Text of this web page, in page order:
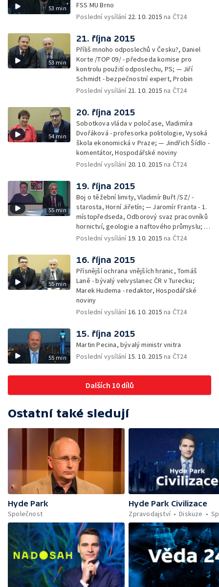
53 min
FSS MU Brno
Poslední vysílání 22. 10. 2015 na ČT24
53 min
21. října 2015
Příliš mnoho odposlechů v Česku?, Daniel
Korte /TOP 09/ - předseda komise pro
kontrolu použití odposlechu, PS; — Jiří
Schmidt - bezpečnostní expert, Probin
Poslední vysílání 21. 10. 2015 na ČT24
54 min
20. října 2015
Sobotkova vláda v poločase, Vladimíra
Dvořáková - profesorka politologie, Vysoká
škola ekonomická v Praze; — Jindřich Šídlo -
komentátor, Hospodářské noviny
Poslední vysílání 20. 10. 2015 na ČT24
55 min
19. října 2015
Boj o těžební limity, Vladimír Buřt /SZ/ -
starosta, Horní Jiřetín; — Jaromír Franta - 1.
místopředseda, Odborový svaz pracovníků
hornictví, geologie a naftového průmyslu; —
Gabriela Sáričková Benešová - mluvčí
Poslední vysílání19. 10. 2015 na ČT24
55 min
16. října 2015
Přísnější ochrana vnějších hranic, Tomáš
Laně - bývalý velvyslanec ČR v Turecku;
Marek Hudema - redaktor, Hospodářské
noviny
Poslední vysílání16. 10. 2015 na ČT24
55 min
15. října 2015
Martin Pecina, bývalý ministr vnitra
Poslední vysílání15. 10. 2015 na ČT24
Dalších 10 dílů
Ostatní také sledují
Hyde Park
Společnost
Hyde Park Civilizace
Zpravodajství
Diskuze